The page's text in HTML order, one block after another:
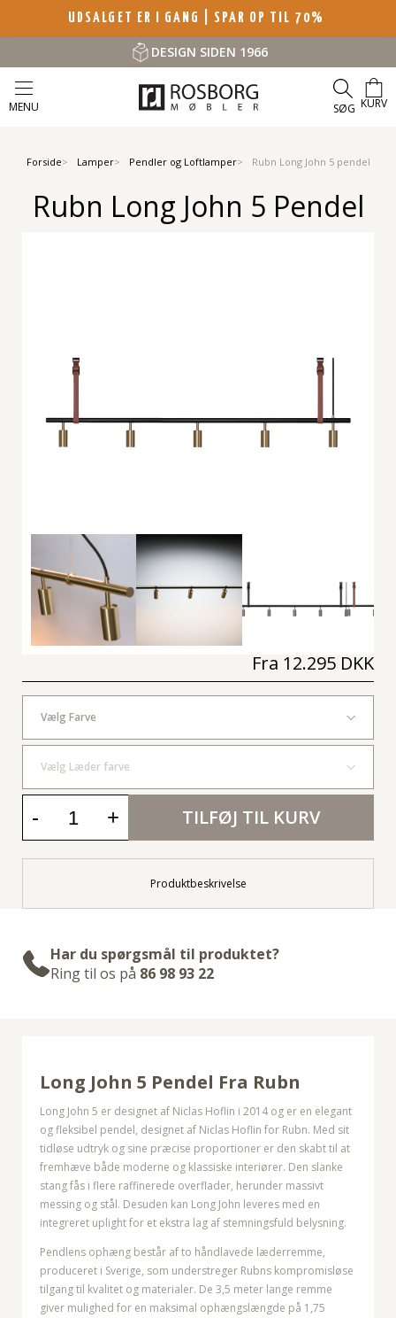
UDSALGET ER I GANG | SPAR OP TIL 70%
DESIGN SIDEN 1966
MENU SØG KURV
Forside Lamper Pendler og Loftlamper Rubn Long John 5 pendel
Rubn Long John 5 Pendel
Fra 12.295 DKK
Vælg Farve
Vælg Læder farve
- + TILFØJ TIL KURV
Produktbeskrivelse
Har du spørgsmål til produktet?
Ring til os på 86 98 93 22
Long John 5 Pendel Fra Rubn
Long John 5 er designet af Niclas Hoflin i 2014 og er en elegant
og fleksibel pendel, designet af Niclas Hoflin for Rubn. Med sit
tidløse udtryk og sine præcise proportioner er den skabt til at
fremhæve både moderne og klassiske interiører. Den slanke
stang fås i flere raffinerede overflader, herunder massivt
messing og stål. Desuden kan Long John leveres med en
integreret uplight for et ekstra lag af stemningsfuld belysning.
Pendlens ophæng består af to håndlavede læderremme,
produceret i Sverige, som understreger Rubns kompromisløse
tilgang til kvalitet og materialer. De 3,5 meter lange remme
giver mulighed for en maksimal ophængslængde på 1,75